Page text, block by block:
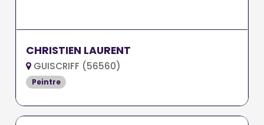
CHRISTIEN LAURENT
GUISCRIFF (56560)
Peintre